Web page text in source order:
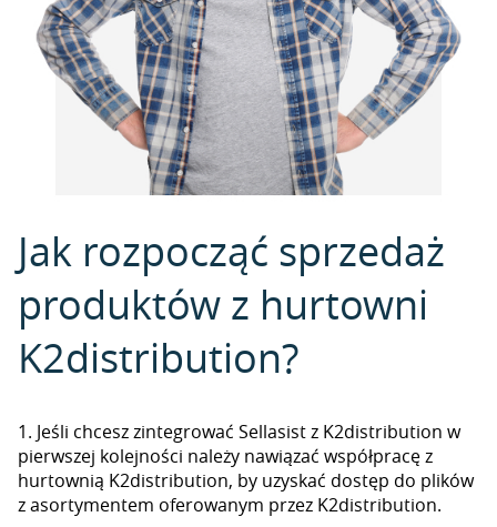
Jak rozpocząć sprzedaż
produktów z hurtowni
K2distribution?
1. Jeśli chcesz zintegrować Sellasist z K2distribution w
pierwszej kolejności należy nawiązać współpracę z
hurtownią K2distribution, by uzyskać dostęp do plików
z asortymentem oferowanym przez K2distribution.